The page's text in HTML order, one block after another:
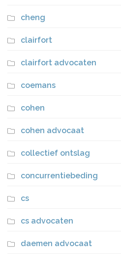
cheng
clairfort
clairfort advocaten
coemans
cohen
cohen advocaat
collectief ontslag
concurrentiebeding
cs
cs advocaten
daemen advocaat